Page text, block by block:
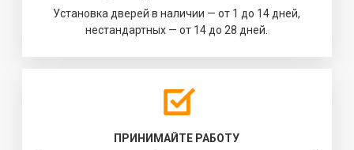
Установка дверей в наличии — от 1 до 14 дней,
нестандартных — от 14 до 28 дней.
ПРИНИМАЙТЕ РАБОТУ